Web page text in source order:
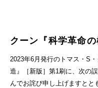
クーン『科学革命
2023年6月発行のトマス・S
造』［新版］第1刷に、次の
んでお詫び申し上げますとと